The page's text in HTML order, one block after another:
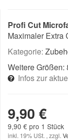
Profi Cut
Maximaler Extra
Kategorie:
Weitere Größen:
Infos zur
9,90 €
9,90 € pro 1 Stück
inkl. 19% USt. , zzgl.